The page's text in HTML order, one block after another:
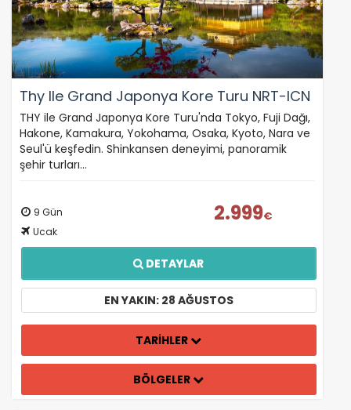
Thy Ile Grand Japonya Kore Turu NRT-ICN
THY ile Grand Japonya Kore Turu'nda Tokyo, Fuji Dağı,
Hakone, Kamakura, Yokohama, Osaka, Kyoto, Nara ve
Seul'ü keşfedin. Shinkansen deneyimi, panoramik
şehir turları…
9 Gün
Ucak
2.999€
DETAYLAR
EN YAKIN: 28 AĞUSTOS
TARİHLER
BÖLGELER